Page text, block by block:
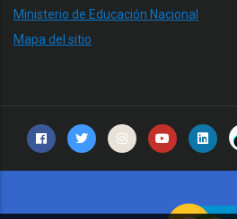
Ministerio de Educación Nacional
Mapa del sitio